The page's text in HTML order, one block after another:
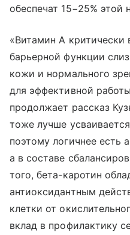
обеспечат 15−25% этой
«Витамин А
барьерной функции
кожи и нормального
для эффективной
продолжает рассказ
тоже лучше
поэтому логичнее есть
а в составе
того, бета-каротин
антиоксидантным
клетки от
вклад в профилактику